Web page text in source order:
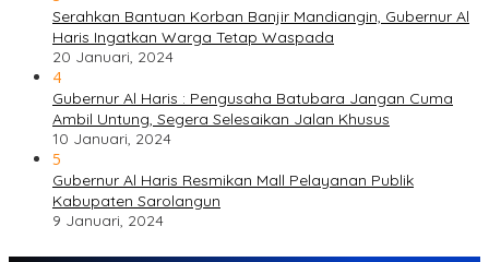
Serahkan Bantuan Korban Banjir Mandiangin, Gubernur Al
Haris Ingatkan Warga Tetap Waspada
20 Januari, 2024
4
Gubernur Al Haris : Pengusaha Batubara Jangan Cuma
Ambil Untung, Segera Selesaikan Jalan Khusus
10 Januari, 2024
5
Gubernur Al Haris Resmikan Mall Pelayanan Publik
Kabupaten Sarolangun
9 Januari, 2024